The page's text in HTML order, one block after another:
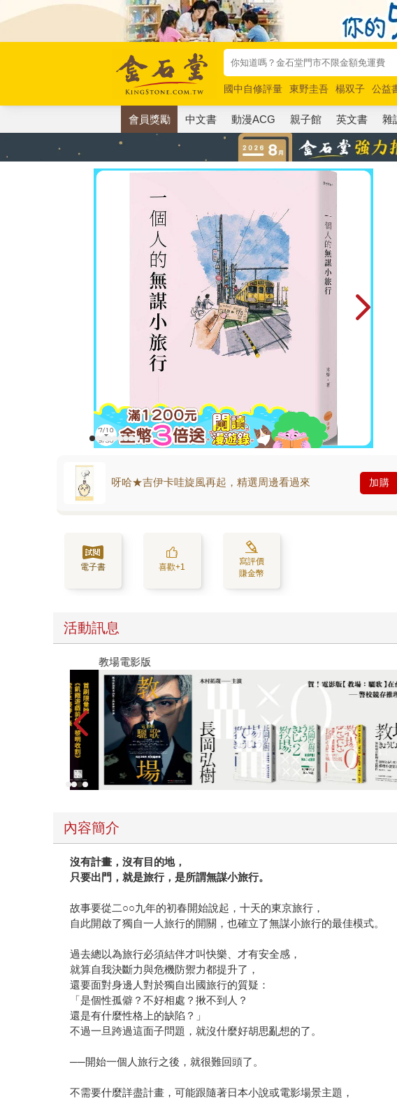
國中自修評量 東野圭吾 楊双子 公益
唯紅花綻放
奧德賽 路邊攤新作 馬斯
會員獎勵 中文書 動漫ACG 親子館 英文書 雜
呀哈★吉伊卡哇旋風再起，精選周邊看過來 加購
電子書 喜歡+1
寫評價
賺金幣
活動訊息
教場電影版
內容簡介
沒有計畫，沒有目的地，
只要出門，就是旅行，是所謂無謀小旅行。
故事要從二○○九年的初春開始說起，十天的東京旅行，
自此開啟了獨自一人旅行的開關，也確立了無謀小旅行的最佳模式。
過去總以為旅行必須結伴才叫快樂、才有安全感，
就算自我決斷力與危機防禦力都提升了，
還要面對身邊人對於獨自出國旅行的質疑：
「是個性孤僻？不好相處？揪不到人？
還是有什麼性格上的缺陷？」
不過一旦跨過這面子問題，就沒什麼好胡思亂想的了。
──開始一個人旅行之後，就很難回頭了。
不需要什麼詳盡計畫，可能跟隨著日本小說或電影場景主題，